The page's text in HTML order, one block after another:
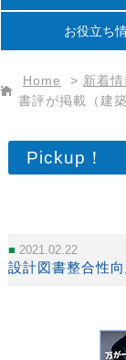
お役立ち
Home > 新着情
書評が掲載（建
Pickup！
2021.02.22
設計図書整合性